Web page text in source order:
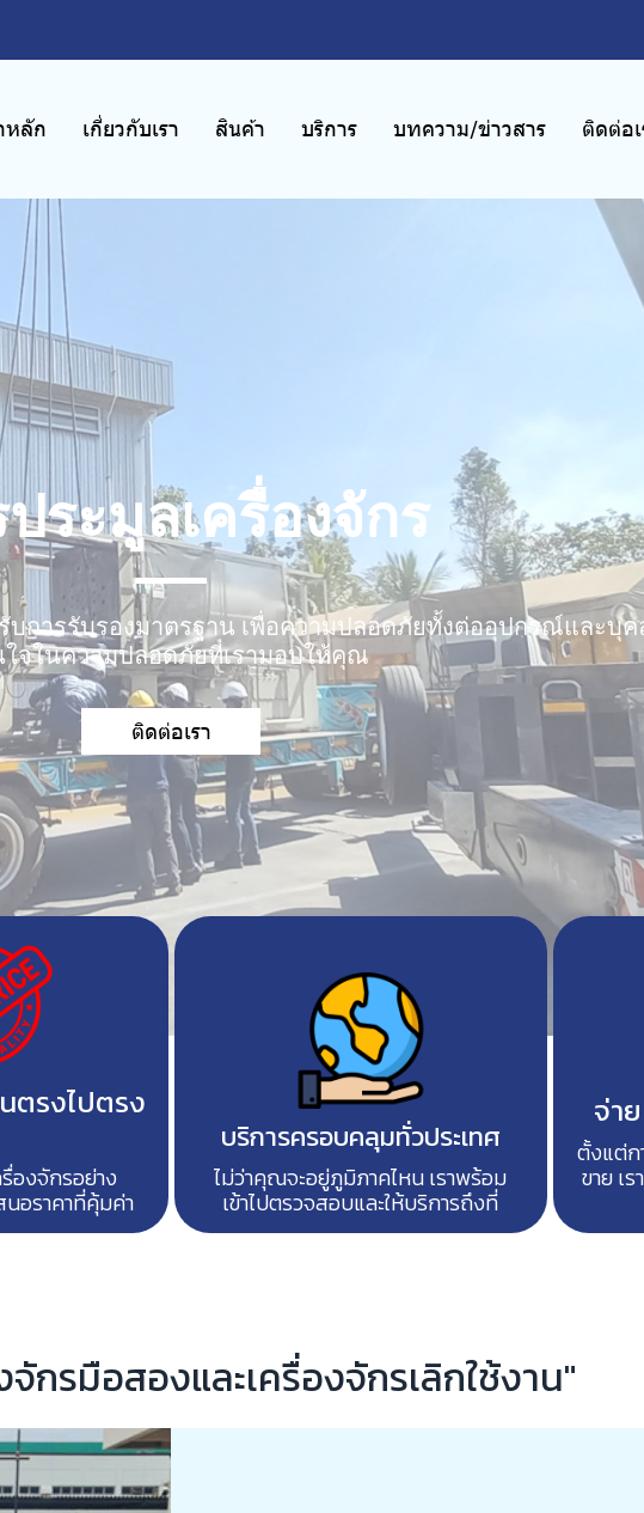
หลัก เกี่ยวกับเรา สินค้า บริการ บทความ/ข่าวสาร ติดต่อเ
ระมูลเครื่องจักร
บการรับรองมาตรฐาน เพื่อความปลอดภัยทั้งต่ออุปกรณ์และบุค
จในความปลอดภัยที่เรามอบให้คุณ
ติดต่อเรา
ตรงไปตรง
รื่องจักรอย่าง
อราคาที่คุ้มค่า
บริการครอบคลุมทั่วประเทศ
ไม่ว่าคุณจะอยู่ภูมิภาคไหน เราพร้อม
เข้าไปตรวจสอบและให้บริการถึงที่
จ่า
ตั้งแต่ก
ขาย เ
จักรมือสองและเครื่องจักรเลิกใช้งาน"